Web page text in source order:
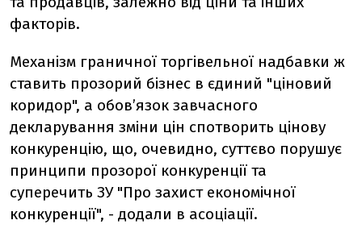
факторів.
Механізм граничної торгівельної надбавки ж
ставить прозорий бізнес в єдиний "ціновий
коридор", а обов’язок завчасного
декларування зміни цін спотворить цінову
конкуренцію, що, очевидно, суттєво порушує
принципи прозорої конкуренції та
суперечить ЗУ "Про захист економічної
конкуренції", - додали в асоціації.